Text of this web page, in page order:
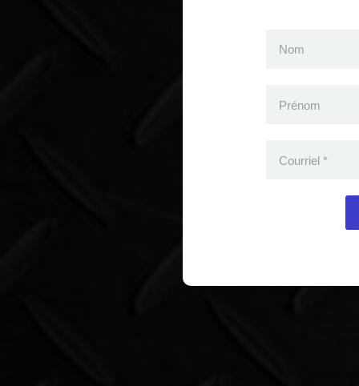
Nom
Prénom
Courriel *